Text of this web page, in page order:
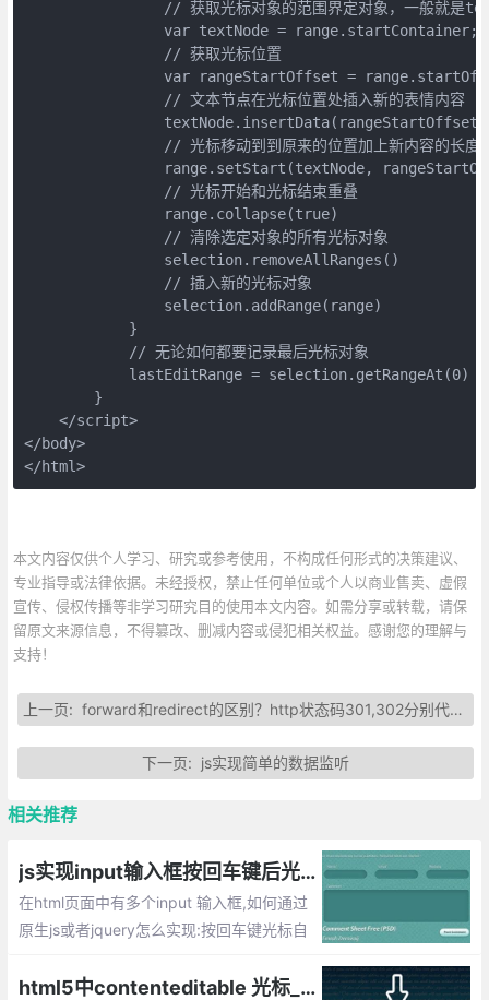
// 获取光标对象的范围界定对象，一般就是
                var textNode = range.startContainer;
                // 获取光标位置
var rangeStartOffset =
                // 文本节点在光标位置处插入新的表情内容
                // 光标移动到到原来的位置加上新内容的长度
range.setStart(textNode,
                // 光标开始和光标结束重叠
                range.collapse(true)
                // 清除选定对象的所有光标对象
                selection.removeAllRanges()
                // 插入新的光标对象
                selection.addRange(range)
            }
            // 无论如何都要记录最后光标对象
            lastEditRange = selection.getRangeAt(0)
        }
    </script>
</body>
</html>
本文内容仅供个人学习、研究或参考使用，不构成任何形式的决策建议、
专业指导或法律依据。未经授权，禁止任何单位或个人以商业售卖、虚假
宣传、侵权传播等非学习研究目的使用本文内容。如需分享或转载，请保
留原文来源信息，不得篡改、删减内容或侵犯相关权益。感谢您的理解与
支持！
上一页:forward和redirect的区别？http状态码301,302分别代表什么？
下一页: js实现简单的数据监听
相关推荐
js实现input输入框按回车键后光标跳到下一个输入框
在html页面中有多个input 输入框,如何通过
原生js或者jquery怎么实现:按回车键光标自
html5中contenteditable 光标_如何设置光标位置